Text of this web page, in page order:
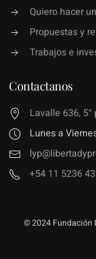
Quiero hacer
Propuestas y
Trabajos e
Contactanos
Lavalle 636, 5°
Lunes a
+54 11 5236
© 2024 Fundación